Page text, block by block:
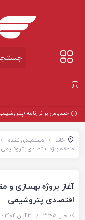
حسابرس بر ترازنامه
خانه دسته‌بندی نشده
منطقه ویژه اقتصادی پتروشیمی
آغاز پروژه بهسازی و
اقتصادی پتروشیمی
کد خبر: 2395 / 3 آبان 1404 - ۱۹:۱۸